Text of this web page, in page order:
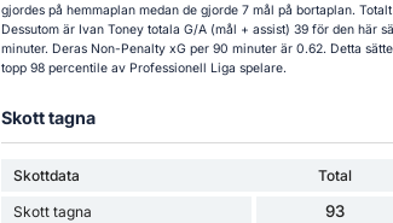
gjordes på hemmaplan medan de gjorde 7 mål på bortaplan.
Dessutom är Ivan Toney totala G/A (mål + assist) 39 för den här
minuter. Deras Non-Penalty xG per 90 minuter är 0.62. Detta
topp 98 percentile av Professionell Liga spelare.
Skott tagna
Skottdata Total
Skott tagna
93